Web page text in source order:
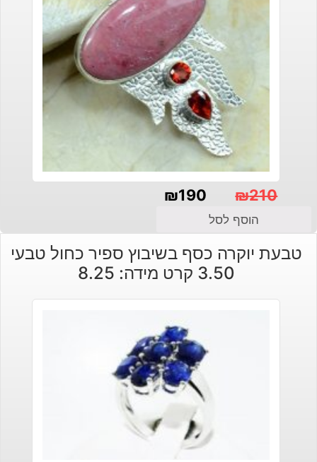
₪210
המקורי
היה:
₪190
הנוכחי
הוא:
הוסף לסל
טבעת יוקרה כסף בשיבוץ ספיר כחול טבעי
3.50 קרט מידה: 8.25